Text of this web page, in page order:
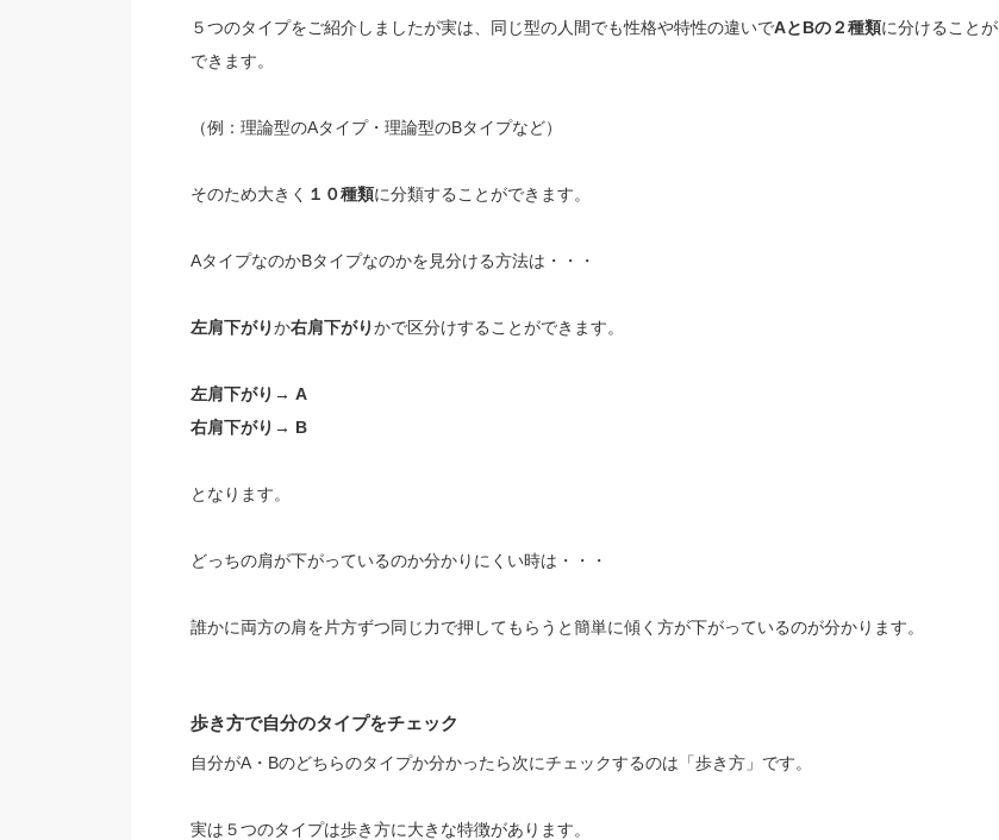
５つのタイプをご紹介しましたが実は、同じ型の人間でも性格や特性の違いでAとBの２種類に分けることが
できます。
（例：理論型のAタイプ・理論型のBタイプなど）
そのため大きく １０種類に分類することができます。
AタイプなのかBタイプなのかを見分ける方法は・・・
左肩下がりか右肩下がりかで区分けすることができます。
左肩下がり→ A
右肩下がり→ B
となります。
どっちの肩が下がっているのか分かりにくい時は・・・
誰かに両方の肩を片方ずつ同じ力で押してもらうと簡単に傾く方が下がっているのが分かります。
歩き方で自分のタイプをチェック
自分がA・Bのどちらのタイプか分かったら次にチェックするのは「歩き方」です。
実は５つのタイプは歩き方に大きな特徴があります。